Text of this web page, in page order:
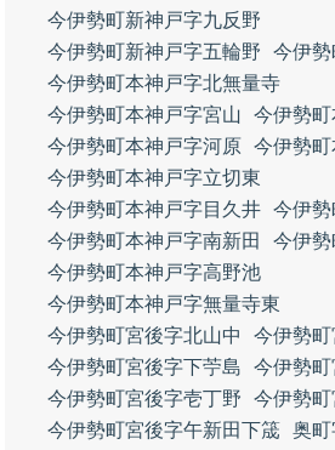
今伊勢町新神戸字九反野
今伊勢町新神戸字五輪野
今伊
今伊勢町本神戸字北無量寺
今伊勢町本神戸字宮山
今伊勢
今伊勢町本神戸字河原 今伊勢
今伊勢町本神戸字立切東
今伊勢町本神戸字目久井 今伊
今伊勢町本神戸字南新田
今伊
今伊勢町本神戸字高野池
今伊勢町本神戸字無量寺東
今伊勢町宮後字北山中
今伊勢
今伊勢町宮後字下苧島
今伊勢
今伊勢町宮後字壱丁野
今伊勢
今伊勢町宮後字午新田下筬 奥町